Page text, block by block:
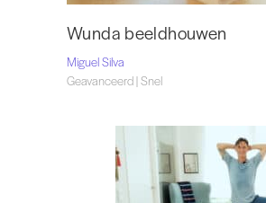
Wunda beeldhouwen
Miguel Silva
Geavanceerd | Snel